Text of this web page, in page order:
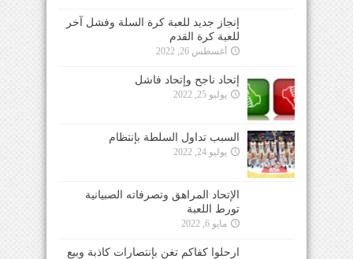
إنجاز جديد للعبة كرة السلة وفشل آخر
للعبة كرة القدم
أغسطس 26, 2022
إتحاد ناجح وإتحاد فاشل
يوليو 25, 2022
السبب تداول السلطة بإنتظام
يوليو 24, 2022
الإتحاد المراهق وتصرفاته الصبيانية
تورط اللعبة
مايو 6, 2022
ارحلوا كفاكم تغنٍ بإنتصارات كاذبة وبيع